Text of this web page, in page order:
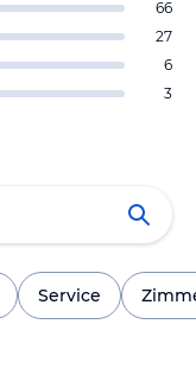
66
27
6
3
Service